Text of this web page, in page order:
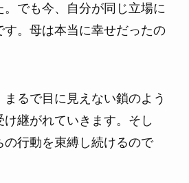
でも今、自分が同じ立場に
す。母は本当に幸せだったの
るで目に見えない鎖のよう
継がれていきます。そし
の行動を束縛し続けるので